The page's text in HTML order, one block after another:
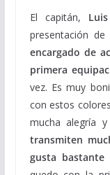
El capitán,
presentación
encargado de
primera
vez. Es muy
con estos
mucha alegría
transmiten
gusta